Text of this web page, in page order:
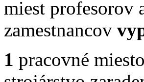
miest profesorov
zamestnancov
1 pracovné